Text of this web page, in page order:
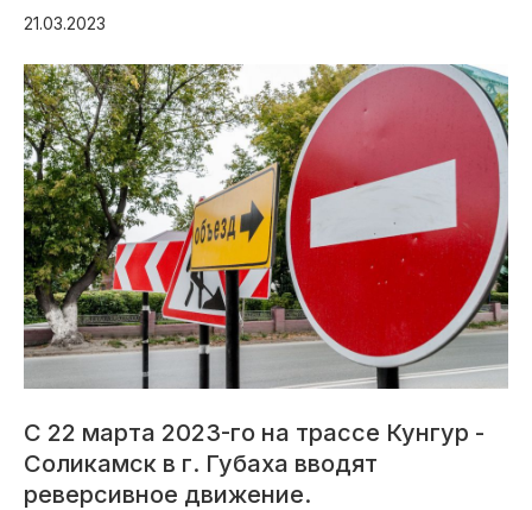
Благоустройство
21.03.2023
С 22 марта 2023-го на трассе Кунгур -
Соликамск в г. Губаха вводят
реверсивное движение.